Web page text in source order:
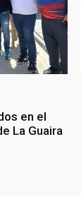
en el
La Guaira